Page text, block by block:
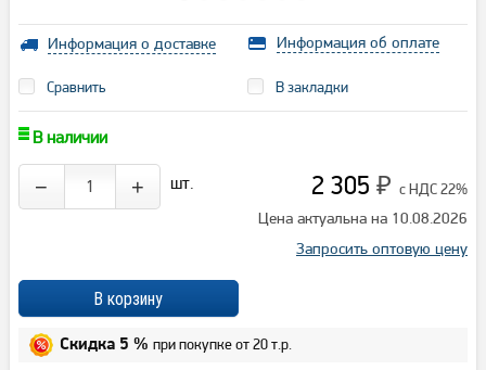
Информация о доставке Информация об оплате
Сравнить В закладки
В наличии
− + шт. 2 305 ₽ с НДС 22%
Цена актуальна на 10.08.2026
Запросить оптовую цену
Скидка 5 % при покупке от 20 т.р.